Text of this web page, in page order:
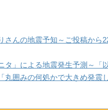
さんの地震予知～ご投稿か
タ」による地震発生予測～
丸囲みの何処かで大きめ発震